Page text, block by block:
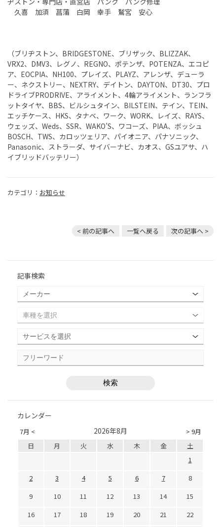
久喜 加須 菖蒲 白岡 幸手 鷲宮 安心
（ブリヂストン、BRIDGESTONE、ブリザック、BLIZZAK、
VRX2、DMV3、レグノ、REGNO、ポテンザ、POTENZA、エコピ
ア、EOCPIA、NH100、プレイズ、PLAYZ、アレンザ、デューラ
ー、ネクストリー、NEXTRY、デイトン、DAYTON、DT30、プロ
ドライブPRODRIVE、アライメント、4輪アライメント、ランフラ
ットタイヤ、BBS、ビルシュタイン、BILSTEIN、テイン、TEIN、
エッチケース、HKS、タナベ、ワーク、WORK、レイズ、RAYS、
ウェッズ、Weds、SSR、WAKO’S、ワコーズ、PIAA、ボッシュ
BOSCH、TWS、カロッツェリア、パイオニア、パナソニック、
Panasonic、ストラーダ、サイバーナビ、カオス、GSユアサ、ハ
イブリッドバッテリー）
カテゴリ： お知らせ
< 前の記事へ 一覧へ戻る 次の記事へ >
記事検索
カレンダー
7月 < > 9月
2026年8月
日 月 火 水 木 金
土
1
2
3 4 5 6 7
8
9
10 11 12 13 14
15
16
17 18 19 20 21
22